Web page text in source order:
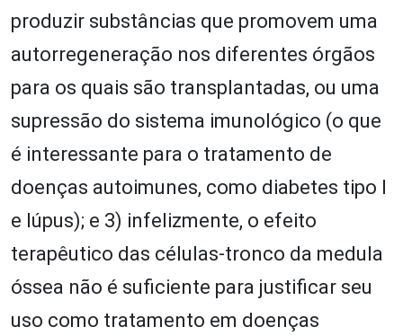
produzir substâncias que promovem uma
autorregeneração nos diferentes órgãos
para os quais são transplantadas, ou uma
supressão do sistema imunológico (o que
é interessante para o tratamento de
doenças autoimunes, como diabetes tipo I
e lúpus); e 3) infelizmente, o efeito
terapêutico das células-tronco da medula
óssea não é suficiente para justificar seu
uso como tratamento em doenças